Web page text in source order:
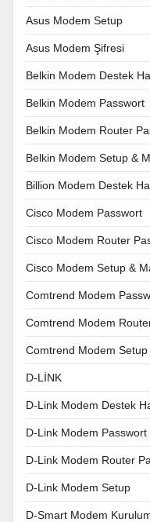
Asus Modem Setup
Asus Modem Şifresi
Belkin Modem Destek
Belkin Modem Passwort
Belkin Modem Router
Belkin Modem Setup &
Billion Modem Destek
Cisco Modem Passwort
Cisco Modem Router
Cisco Modem Setup &
Comtrend Modem
Comtrend Modem
Comtrend Modem
D-LİNK
D-Link Modem Destek
D-Link Modem Passwort
D-Link Modem Router
D-Link Modem Setup
D-Smart Modem